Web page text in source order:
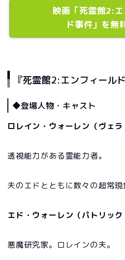
映画「死霊館2:
ド事件」を無
『死霊館2:エンフィール
◆登場人物・キャスト
ロレイン・ウォーレン（ヴェラ
透視能力がある霊能力者。
夫のエドとともに数々の超常現
エド・ウォーレン（パトリック
悪魔研究家。ロレインの夫。